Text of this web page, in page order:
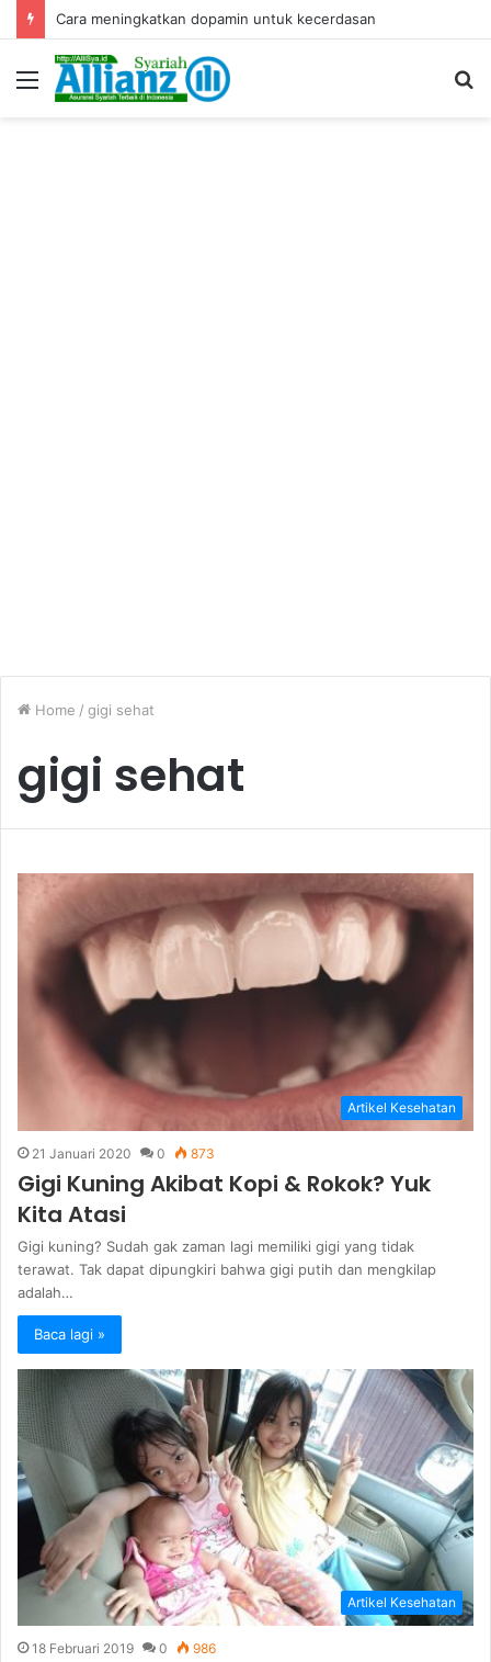
Cara meningkatkan dopamin untuk kecerdasan
Menu
Home / gigi sehat
gigi sehat
Artikel Kesehatan
21 Januari 2020 0 873
Gigi Kuning Akibat Kopi & Rokok? Yuk
Kita Atasi
Gigi kuning? Sudah gak zaman lagi memiliki gigi yang tidak
terawat. Tak dapat dipungkiri bahwa gigi putih dan mengkilap
adalah…
Baca lagi »
Artikel Kesehatan
18 Februari 2019 0 986